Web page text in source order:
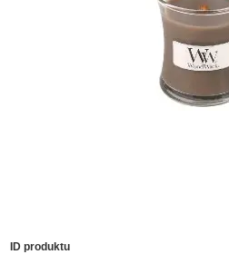
ID produktu